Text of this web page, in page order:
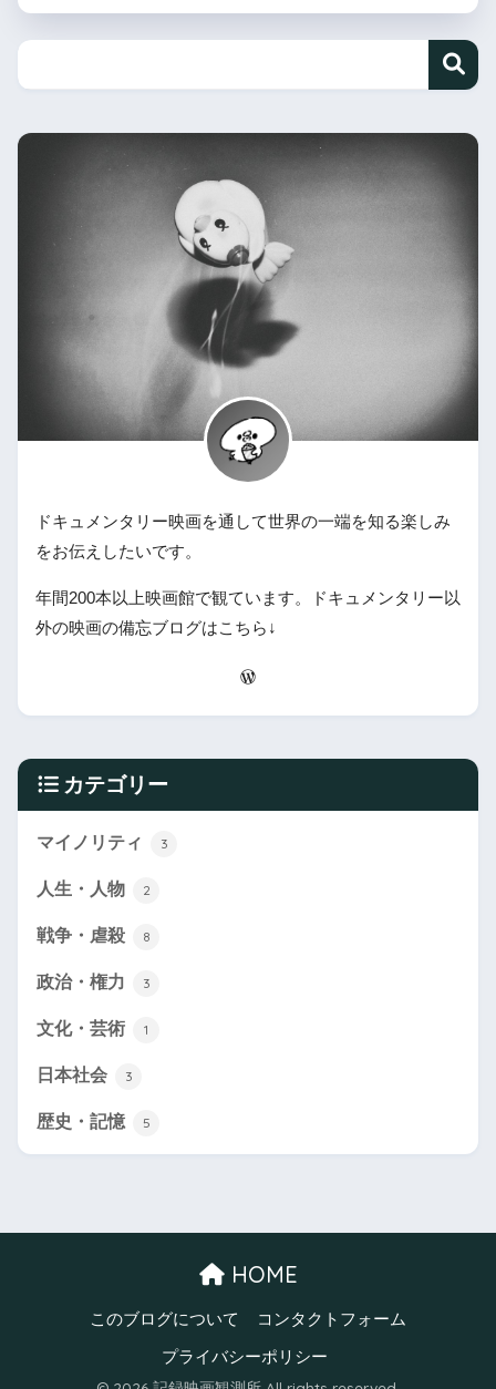
ドキュメンタリー映画を通して世界の一端を知る楽しみ
をお伝えしたいです。
年間200本以上映画館で観ています。ドキュメンタリー以
外の映画の備忘ブログはこちら↓
カテゴリー
マイノリティ 3
人生・人物 2
戦争・虐殺 8
政治・権力 3
文化・芸術 1
日本社会 3
歴史・記憶 5
HOME
このブログについて コンタクトフォーム
プライバシーポリシー